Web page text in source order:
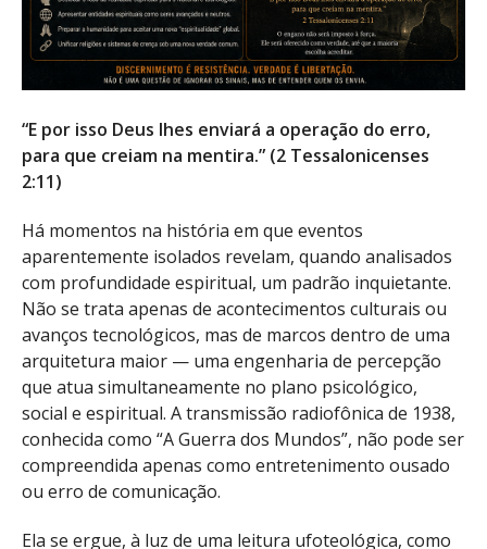
“E por isso Deus lhes enviará a operação do erro,
para que creiam na mentira.” (2 Tessalonicenses
2:11)
Há momentos na história em que eventos
aparentemente isolados revelam, quando analisados
com profundidade espiritual, um padrão inquietante.
Não se trata apenas de acontecimentos culturais ou
avanços tecnológicos, mas de marcos dentro de uma
arquitetura maior — uma engenharia de percepção
que atua simultaneamente no plano psicológico,
social e espiritual. A transmissão radiofônica de 1938,
conhecida como “A Guerra dos Mundos”, não pode ser
compreendida apenas como entretenimento ousado
ou erro de comunicação.
Ela se ergue, à luz de uma leitura ufoteológica, como